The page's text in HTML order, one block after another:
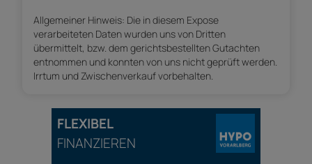
Allgemeiner Hinweis: Die in diesem Expose
verarbeiteten Daten wurden uns von Dritten
übermittelt, bzw. dem gerichtsbestellten Gutachten
entnommen und konnten von uns nicht geprüft werden.
Irrtum und Zwischenverkauf vorbehalten.
FLEXIBEL
FINANZIEREN